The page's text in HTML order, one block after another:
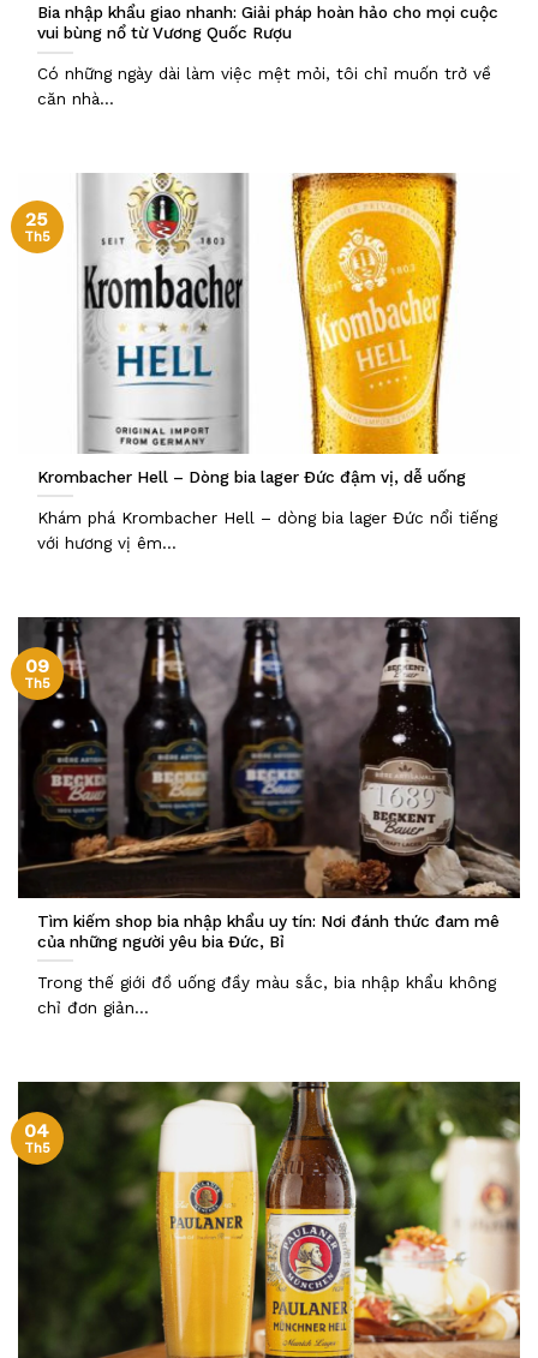
Bia nhập khẩu giao nhanh: Giải pháp hoàn hảo cho mọi cuộc
vui bùng nổ từ Vương Quốc Rượu
Có những ngày dài làm việc mệt mỏi, tôi chỉ muốn trở về
căn nhà...
Krombacher Hell – Dòng bia lager Đức đậm vị, dễ uống
Khám phá Krombacher Hell – dòng bia lager Đức nổi tiếng
với hương vị êm...
25
Th5
Tìm kiếm shop bia nhập khẩu uy tín: Nơi đánh thức đam mê
của những người yêu bia Đức, Bỉ
Trong thế giới đồ uống đầy màu sắc, bia nhập khẩu không
chỉ đơn giản...
09
Th5
04
Th5